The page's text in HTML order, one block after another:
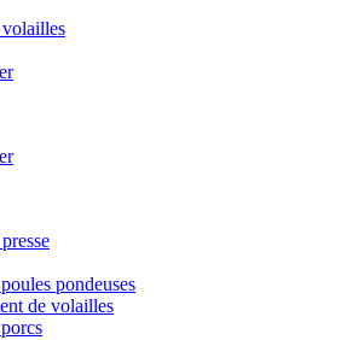
volailles
pondeuses
de volailles